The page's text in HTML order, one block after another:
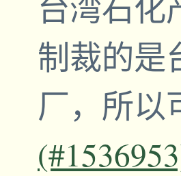
制裁的是
厂，所